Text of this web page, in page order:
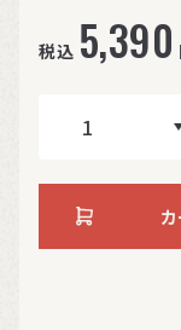
税込 5,390